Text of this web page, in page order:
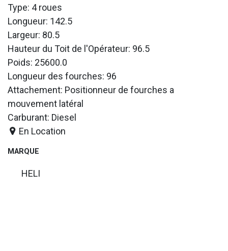
Type: 4 roues
Longueur: 142.5
Largeur: 80.5
Hauteur du Toit de l'Opérateur: 96.5
Poids: 25600.0
Longueur des fourches: 96
Attachement: Positionneur de fourches a
mouvement latéral
Carburant: Diesel
En Location
MARQUE
HELI